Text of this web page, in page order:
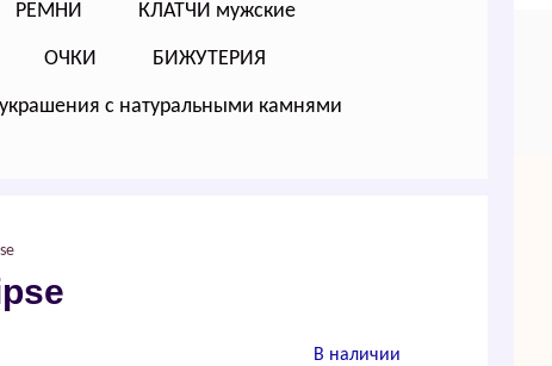
РЕМНИ КЛАТЧИ мужские
ОЧКИ БИЖУТЕРИЯ
с натуральными камнями
В наличии